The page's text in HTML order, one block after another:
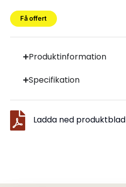
Få offert
Produktinformation
Specifikation
Ladda ned produktblad